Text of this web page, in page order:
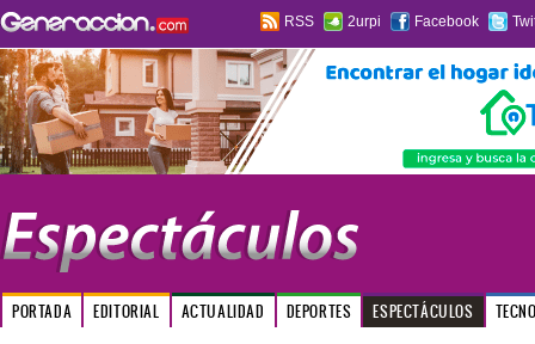
RSS 2urpi Facebook
PORTADA EDITORIAL ACTUALIDAD DEPORTES ESPECTÁCULOS